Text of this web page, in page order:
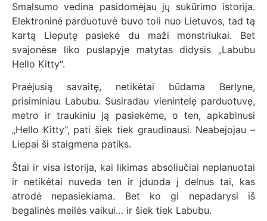
Smalsumo vedina pasidomėjau jų sukūrimo istorija.
Elektroninė parduotuvė buvo toli nuo Lietuvos, tad tą
kartą Lieputę pasiekė du maži monstriukai. Bet
svajonėse liko puslapyje matytas didysis „Labubu
Hello Kitty“.
Praėjusią savaitę, netikėtai būdama Berlyne,
prisiminiau Labubu. Susiradau vienintelę parduotuvę,
metro ir traukiniu ją pasiekėme, o ten, apkabinusi
„Hello Kitty“, pati šiek tiek graudinausi. Neabejojau –
Liepai ši staigmena patiks.
Štai ir visa istorija, kai likimas absoliučiai neplanuotai
ir netikėtai nuveda ten ir įduoda į delnus tai, kas
atrodė nepasiekiama. Bet ko gi nepadarysi iš
begalinės meilės vaikui… ir šiek tiek Labubu.